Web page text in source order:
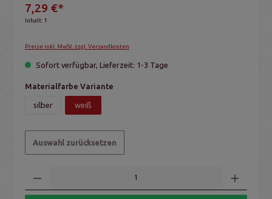
7,29 €*
Inhalt: 1
Preise inkl. MwSt. zzgl. Versandkosten
Sofort verfügbar, Lieferzeit: 1-3 Tage
Materialfarbe Variante
silber weiß
Auswahl zurücksetzen